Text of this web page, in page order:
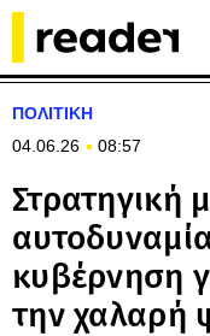
ΠΟΛΙΤΙΚΗ
04.06.26
08:57
Στρατηγική
κυβέρνηση
την χαλαρή